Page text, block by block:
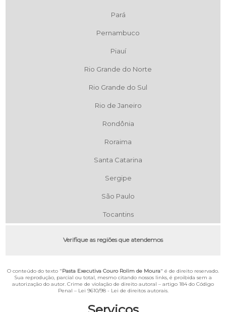
Pará
Pernambuco
Piauí
Rio Grande do Norte
Rio Grande do Sul
Rio de Janeiro
Rondônia
Roraima
Santa Catarina
Sergipe
São Paulo
Tocantins
Verifique as regiões que atendemos
O conteúdo do texto "Pasta Executiva Couro Rolim de Moura" é de direito reservado.
Sua reprodução, parcial ou total, mesmo citando nossos links, é proibida sem a
autorização do autor. Crime de violação de direito autoral – artigo 184 do Código
Penal – Lei 9610/98 - Lei de direitos autorais.